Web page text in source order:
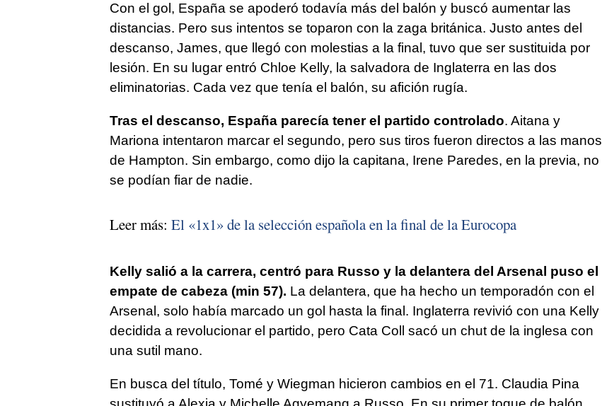
Con el gol, España se apoderó todavía más del balón y buscó aumentar las
distancias. Pero sus intentos se toparon con la zaga británica. Justo antes del
descanso, James, que llegó con molestias a la final, tuvo que ser sustituida por
lesión. En su lugar entró Chloe Kelly, la salvadora de Inglaterra en las dos
eliminatorias. Cada vez que tenía el balón, su afición rugía.
Tras el descanso, España parecía tener el partido controlado. Aitana y
Mariona intentaron marcar el segundo, pero sus tiros fueron directos a las manos
de Hampton. Sin embargo, como dijo la capitana, Irene Paredes, en la previa, no
se podían fiar de nadie.
Leer más: El «1x1» de la selección española en la final de la Eurocopa
Kelly salió a la carrera, centró para Russo y la delantera del Arsenal puso el
empate de cabeza (min 57). La delantera, que ha hecho un temporadón con el
Arsenal, solo había marcado un gol hasta la final. Inglaterra revivió con una Kelly
decidida a revolucionar el partido, pero Cata Coll sacó un chut de la inglesa con
una sutil mano.
En busca del título, Tomé y Wiegman hicieron cambios en el 71. Claudia Pina